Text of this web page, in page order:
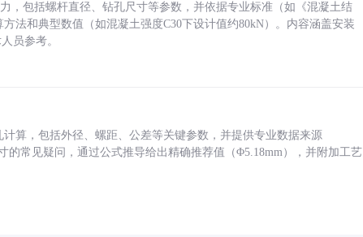
，包括螺杆直径、钻孔尺寸等参数，并依据专业标准（如《混凝土结
法和典型数值（如混凝土强度C30下设计值约80kN）。内容涵盖安装
员参考。
算，包括外径、螺距、公差等关键参数，并提供专业数据来源
的常见疑问，通过公式推导给出精确推荐值（Φ5.18mm），并附加工艺